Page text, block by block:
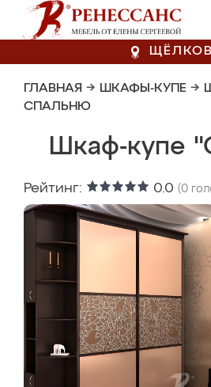
ГЛАВНАЯ → ШКАФЫ-КУПЕ →
СПАЛЬНЮ
Шкаф-купе
Рейтинг: 0.0 (0